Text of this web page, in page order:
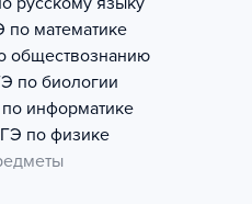
по математике
обществознанию
по биологии
информатике
по физике